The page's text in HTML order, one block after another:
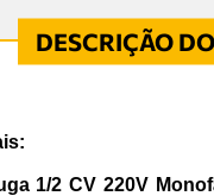
1/2 CV 220V